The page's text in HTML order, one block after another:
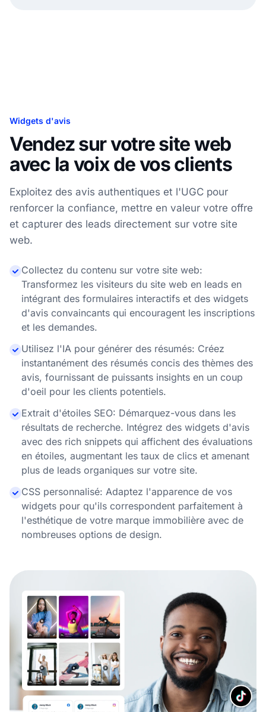
Widgets d'avis
Vendez sur votre site web
avec la voix de vos clients
Exploitez des avis authentiques et l'UGC pour
renforcer la confiance, mettre en valeur votre offre
et capturer des leads directement sur votre site
web.
Collectez du contenu sur votre site web:
Transformez les visiteurs du site web en leads en
intégrant des formulaires interactifs et des widgets
d'avis convaincants qui encouragent les inscriptions
et les demandes.
Utilisez l'IA pour générer des résumés: Créez
instantanément des résumés concis des thèmes des
avis, fournissant de puissants insights en un coup
d'oeil pour les clients potentiels.
Extrait d'étoiles SEO: Démarquez-vous dans les
résultats de recherche. Intégrez des widgets d'avis
avec des rich snippets qui affichent des évaluations
en étoiles, augmentant les taux de clics et amenant
plus de leads organiques sur votre site.
CSS personnalisé: Adaptez l'apparence de vos
widgets pour qu'ils correspondent parfaitement à
l'esthétique de votre marque immobilière avec de
nombreuses options de design.